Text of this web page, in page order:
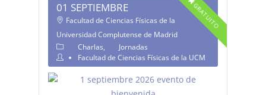
01 SEPTIEMBRE
Facultad de Ciencias Físicas de la
Universidad Complutense de Madrid
Charlas
Jornadas
Facultad de Ciencias Físicas de la UCM
GRATUITO